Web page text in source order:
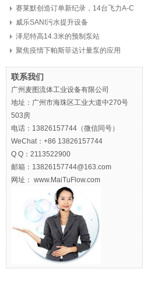
赛莱默创造订单新纪录，14台飞力A-C
定制泵，8亿元
威乐SANI污水提升设备
泽尼特高14.3米的预制泵站
聚焦疫情下帕斯菲达计量泵的应用
联系我们
广州麦图流体工业设备有限公司
地址：广州市海珠区工业大道中270号
503房
电话：13826157744（微信同号）
WeChat：+86 13826157744
Q Q：2113522900
邮箱：13826157744@163.com
网址： www.MaiTuFlow.com